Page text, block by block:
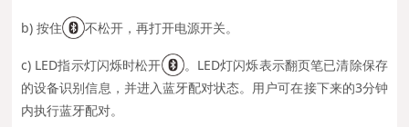
b) 按住 不松开，再打开电源开关。
c) LED指示灯闪烁时松开
。LED灯闪烁表示翻页笔已清除保存
的设备识别信息，并进入蓝牙配对状态。用户可在接下来的3分钟
内执行蓝牙配对。